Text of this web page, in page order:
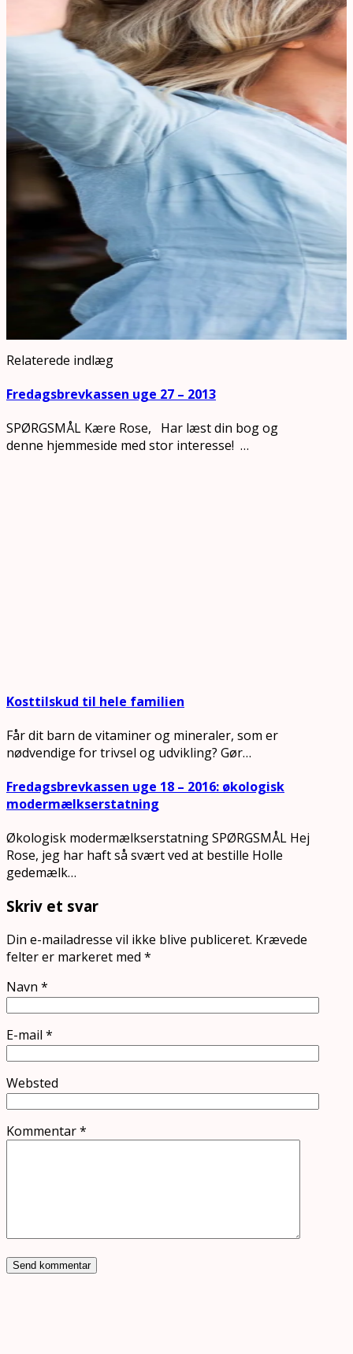
Relaterede indlæg
Fredagsbrevkassen uge 27 – 2013
SPØRGSMÅL Kære Rose, Har læst din bog og
denne hjemmeside med stor interesse! …
Kosttilskud til hele familien
Får dit barn de vitaminer og mineraler, som er
nødvendige for trivsel og udvikling? Gør…
Fredagsbrevkassen uge 18 – 2016: økologisk
modermælkserstatning
Økologisk modermælkserstatning SPØRGSMÅL Hej
Rose, jeg har haft så svært ved at bestille Holle
gedemælk…
Skriv et svar
Din e-mailadresse vil ikke blive publiceret. Krævede
felter er markeret med *
Navn *
E-mail *
Websted
Kommentar*